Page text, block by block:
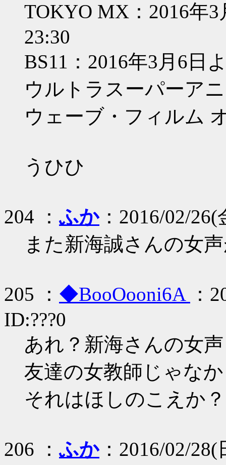
TOKYO MX：2016年
23:30
BS11：2016年3月6日
ウルトラスーパーア
ウェーブ・フィルム
うひひ
204 ：ふか：2016/02/26(
また新海誠さんの女
205 ： ◆BooOooni6A
：
ID:???0
あれ？新海さんの女
友達の女教師じゃな
それはほしのこえか？
206 ：ふか：2016/02/28(